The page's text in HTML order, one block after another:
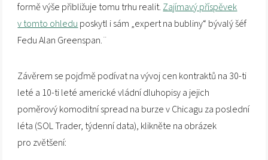
formě výše přibližuje tomu trhu realit. Zajímavý příspěvek
v tomto ohledu poskytl i sám „expert na bubliny“ bývalý šéf
Fedu Alan Greenspan.¨
Závěrem se pojďmě podívat na vývoj cen kontraktů na 30-ti
leté a 10-ti leté americké vládní dluhopisy a jejich
poměrový komoditní spread na burze v Chicagu za poslední
léta (SOL Trader, týdenní data), klikněte na obrázek
pro zvětšení: